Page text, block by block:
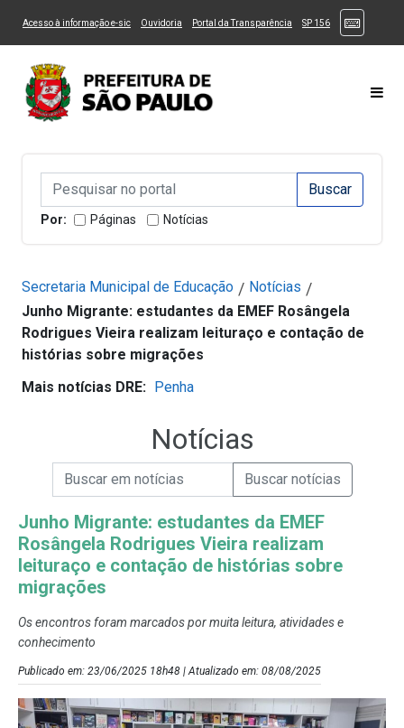
Ir ao Conteúdo Ir para menu principal Ir para busca 3
Alternar Alto Contraste
Acesso à informação e-sic(Link para um novo sítio)
Ouvidoria (Link para um novo sítio)
Portal da Transparência (Link para um novo sítio)
SP 156(Link para um
Campo de Busca de informações
Campo de Busca de informações Enviar a Busca
Por: Páginas Notícias
Secretaria Municipal de Educação / Notícias /
Junho Migrante: estudantes da EMEF Rosângela
Rodrigues Vieira realizam leituraço e contação de
histórias sobre migrações
Mais notícias DRE: Penha
Notícias
Campo de Busca de Notícias
Campo de Busca de informaçõesEnviar a Busca de Notícias
Junho Migrante: estudantes da EMEF
Rosângela Rodrigues Vieira realizam
leituraço e contação de histórias sobre
migrações
Os encontros foram marcados por muita leitura, atividades e
conhecimento
Publicado em: 23/06/2025 18h48 | Atualizado em: 08/08/2025